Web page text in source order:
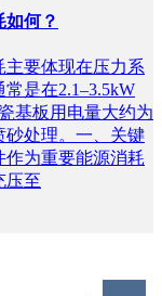
如何？
主要体现在压力系
是在2.1–3.5kW
基板用电量大约为
砂处理。一、关键
为重要能源消耗
压至